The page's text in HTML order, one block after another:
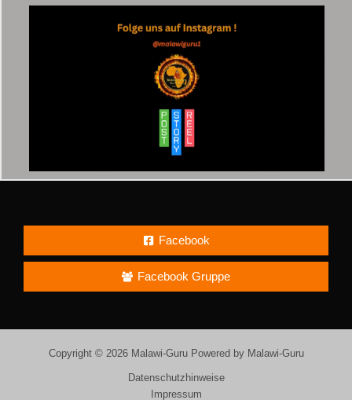
Facebook
Facebook Gruppe
Copyright © 2026 Malawi-Guru Powered by Malawi-Guru
Datenschutzhinweise
Impressum